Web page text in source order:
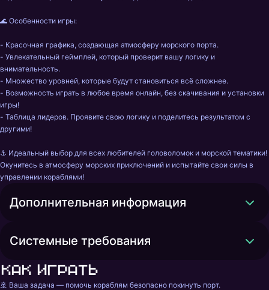
🌊 Особенности игры:
- Красочная графика, создающая атмосферу морского порта.
- Увлекательный геймплей, который проверит вашу логику и
внимательность.
- Множество уровней, которые будут становиться всё сложнее.
- Возможность играть в любое время онлайн, без скачивания и установки
игры!
- Таблица лидеров. Проявите свою логику и поделитесь результатом с
другими!
⚓ Идеальный выбор для всех любителей головоломок и морской тематики!
Окунитесь в атмосферу морских приключений и испытайте свои силы в
управлении кораблями!
Дополнительная информация
Системные требования
Как играть
🚢 Ваша задача — помочь кораблям безопасно покинуть порт.